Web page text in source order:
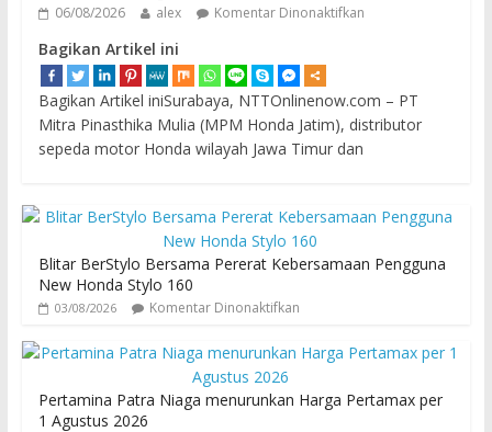
06/08/2026 alex Komentar Dinonaktifkan
Bagikan Artikel ini
Bagikan Artikel iniSurabaya, NTTOnlinenow.com – PT
Mitra Pinasthika Mulia (MPM Honda Jatim), distributor
sepeda motor Honda wilayah Jawa Timur dan
Blitar BerStylo Bersama Pererat Kebersamaan Pengguna
New Honda Stylo 160
03/08/2026 Komentar Dinonaktifkan
Pertamina Patra Niaga menurunkan Harga Pertamax per
1 Agustus 2026